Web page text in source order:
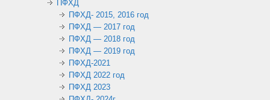
ПФХД
ПФХД- 2015, 2016 год
ПФХД — 2017 год
ПФХД — 2018 год
ПФХД — 2019 год
ПФХД-2021
ПФХД 2022 год
ПФХД 2023